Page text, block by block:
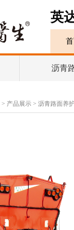
英
沥青
> 产品展示 > 沥青路面养